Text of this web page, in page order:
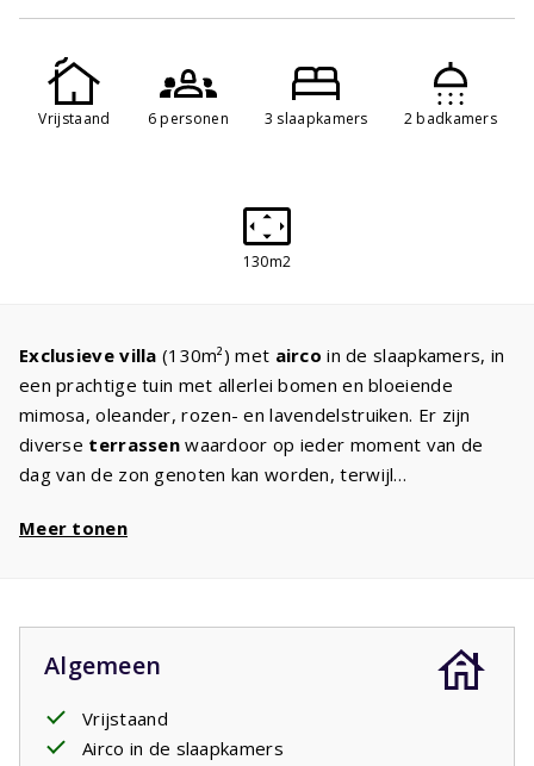
Vrijstaand 6 personen 3 slaapkamers 2 badkamers
130m2
Exclusieve villa (130m²) met airco in de slaapkamers, in
een prachtige tuin met allerlei bomen en bloeiende
mimosa, oleander, rozen- en lavendelstruiken. Er zijn
diverse terrassen waardoor op ieder moment van de
dag van de zon genoten kan worden, terwijl
met luxe en comfortabel meubilair
dat thuis ook heeft: kookplaat, vaatwasser, koelkast met
vriesvak, magnetron, oven. Er zijn drie slaapkamers
comfortabele bedden
, zodat u de volgende dag
weer uitgerust opstaat en kunt genieten van een nieuwe
vakantiedag. De masterbedroom met een
Meer tonen
Algemeen
Vrijstaand
Airco in de slaapkamers